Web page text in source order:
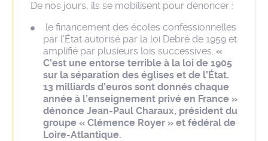
De nos jours, ils se mobilisent pour dénoncer :
le financement des écoles confessionnelles
par l’État autorisé par la loi Debré de 1959 et
amplifié par plusieurs lois successives. «
C’est une entorse terrible à la loi de 1905
sur la séparation des églises et de l’État.
13 milliards d’euros sont donnés chaque
année à l’enseignement privé en France »
dénonce Jean-Paul Charaux, président du
groupe « Clémence Royer » et fédéral de
Loire-Atlantique.